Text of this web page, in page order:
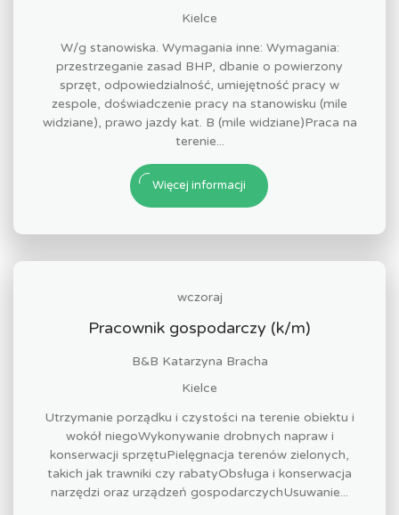
Kielce
W/g stanowiska. Wymagania inne: Wymagania:
przestrzeganie zasad BHP, dbanie o powierzony
sprzęt, odpowiedzialność, umiejętność pracy w
zespole, doświadczenie pracy na stanowisku (mile
widziane), prawo jazdy kat. B (mile widziane)Praca na
terenie...
Więcej informacji
wczoraj
Pracownik gospodarczy (k/m)
B&B Katarzyna Bracha
Kielce
Utrzymanie porządku i czystości na terenie obiektu i
wokół niegoWykonywanie drobnych napraw i
konserwacji sprzętuPielęgnacja terenów zielonych,
takich jak trawniki czy rabatyObsługa i konserwacja
narzędzi oraz urządzeń gospodarczychUsuwanie...